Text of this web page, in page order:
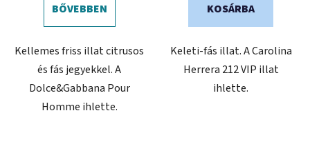
5,0
BŐVEBBEN
Kellemes friss illat citrusos
és fás jegyekkel. A
Dolce&Gabbana Pour
Homme ihlette.
5,0
KOSÁRBA
Keleti-fás illat. A Carolina
Herrera 212 VIP illat
ihlette.